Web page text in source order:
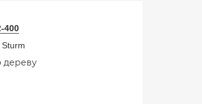
400
Sturm
дереву